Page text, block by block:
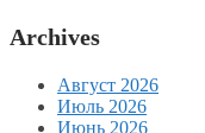
Archives
Август 2026
Июль 2026
Июнь 2026